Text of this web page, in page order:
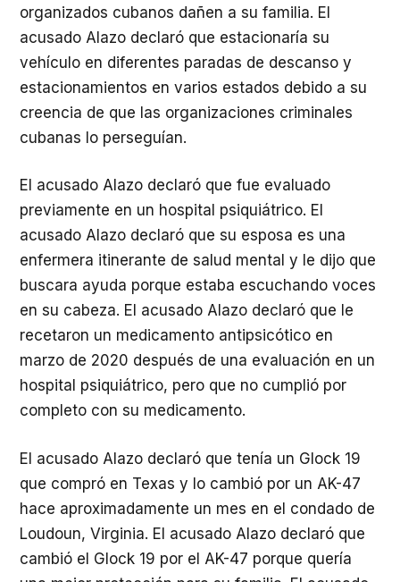
organizados cubanos dañen a su familia. El
acusado Alazo declaró que estacionaría su
vehículo en diferentes paradas de descanso y
estacionamientos en varios estados debido a su
creencia de que las organizaciones criminales
cubanas lo perseguían.
El acusado Alazo declaró que fue evaluado
previamente en un hospital psiquiátrico. El
acusado Alazo declaró que su esposa es una
enfermera itinerante de salud mental y le dijo que
buscara ayuda porque estaba escuchando voces
en su cabeza. El acusado Alazo declaró que le
recetaron un medicamento antipsicótico en
marzo de 2020 después de una evaluación en un
hospital psiquiátrico, pero que no cumplió por
completo con su medicamento.
El acusado Alazo declaró que tenía un Glock 19
que compró en Texas y lo cambió por un AK-47
hace aproximadamente un mes en el condado de
Loudoun, Virginia. El acusado Alazo declaró que
cambió el Glock 19 por el AK-47 porque quería